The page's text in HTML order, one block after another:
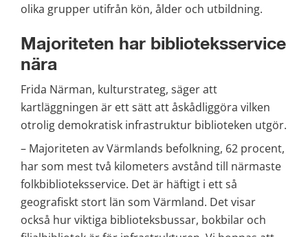
olika grupper utifrån kön, ålder och utbildning.
Majoriteten har biblioteksservice
nära
Frida Närman, kulturstrateg, säger att
kartläggningen är ett sätt att åskådliggöra vilken
otrolig demokratisk infrastruktur biblioteken utgör.
– Majoriteten av Värmlands befolkning, 62 procent,
har som mest två kilometers avstånd till närmaste
folkbiblioteksservice. Det är häftigt i ett så
geografiskt stort län som Värmland. Det visar
också hur viktiga biblioteksbussar, bokbilar och